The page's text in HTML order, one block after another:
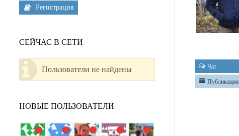
Чат
Публикации
Регистрация
СЕЙЧАС В СЕТИ
Пользователи не найдены
НОВЫЕ ПОЛЬЗОВАТЕЛИ